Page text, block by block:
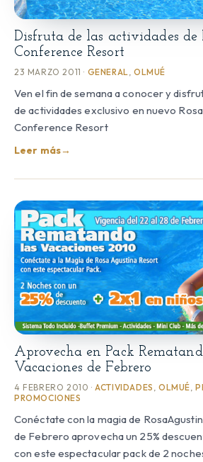
Disfruta de las actividades de
Conference Resort
23 MARZO 2011 · GENERAL,OLMUÉ
Ven el fin de semana a conocer y
de actividades exclusivo en nuevo
Conference Resort
Leer más→
Aprovecha en Pack
Vacaciones de Febrero
4 FEBRERO 2010 ·ACTIVIDADES ,OLMUÉ ,
PROMOCIONES
Conéctate con la magia de
de Febrero aprovecha un 25%
con este espectacular pack de 2